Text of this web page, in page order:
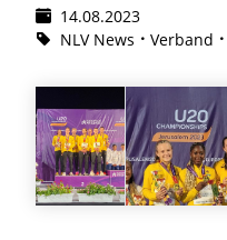
14.08.2023
NLV News
Verband